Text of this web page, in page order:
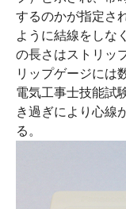
するのかが指定さ
ように結線をしな
の長さはストリッ
リップゲージには
電気工事士技能試
き過ぎにより心線
る。